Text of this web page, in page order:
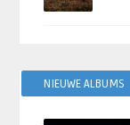
NIEUWE ALBUMS